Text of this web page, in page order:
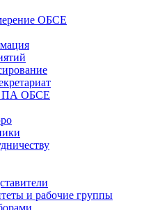
ОБСЕ
ПА ОБСЕ
и рабочие группы